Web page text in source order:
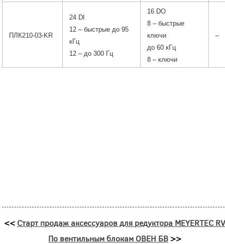
ПЛК210-03-KR
24 DI
12 – быстрые до 95
кГц
12 – до 300 Гц
16 DO
8 – быстрые
ключи
до 60 кГц
8 – ключи
–
<< Старт продаж аксессуаров для редуктора MEYERTEC RV
По вентильным блокам ОВЕН БВ>>